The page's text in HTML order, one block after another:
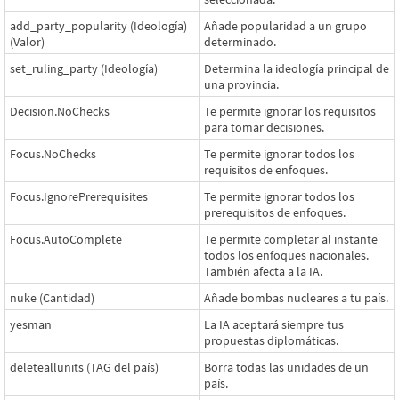
add_party_popularity (Ideología)
(Valor)
Añade popularidad a un grupo
determinado.
set_ruling_party (Ideología)
Determina la ideología principal de
una provincia.
Decision.NoChecks
Te permite ignorar los requisitos
para tomar decisiones.
Focus.NoChecks
Te permite ignorar todos los
requisitos de enfoques.
Focus.IgnorePrerequisites
Te permite ignorar todos los
prerequisitos de enfoques.
Focus.AutoComplete
Te permite completar al instante
todos los enfoques nacionales.
También afecta a la IA.
nuke (Cantidad)
Añade bombas nucleares a tu país.
yesman
La IA aceptará siempre tus
propuestas diplomáticas.
deleteallunits (TAG del país)
Borra todas las unidades de un
país.